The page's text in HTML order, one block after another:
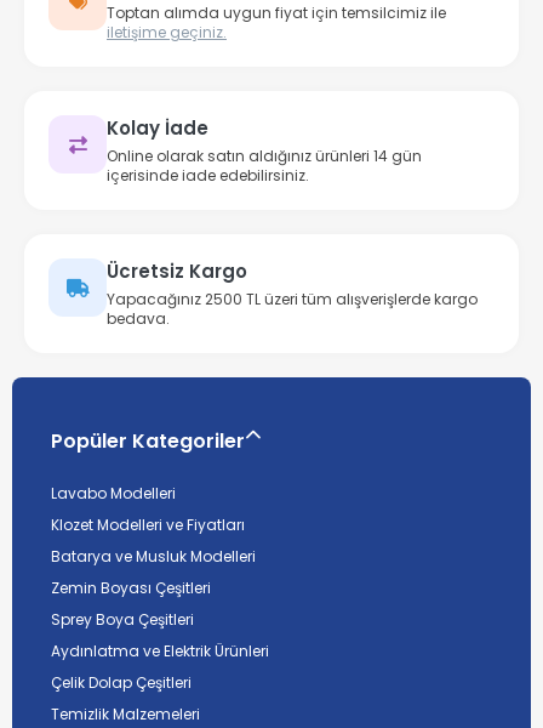
Toptan alımda uygun fiyat için temsilcimiz ile
iletişime geçiniz.
Kolay İade
Online olarak satın aldığınız ürünleri 14 gün
içerisinde iade edebilirsiniz.
Ücretsiz Kargo
Yapacağınız 2500 TL üzeri tüm alışverişlerde kargo
bedava.
Popüler Kategoriler
Lavabo Modelleri
Klozet Modelleri ve Fiyatları
Batarya ve Musluk Modelleri
Zemin Boyası Çeşitleri
Sprey Boya Çeşitleri
Aydınlatma ve Elektrik Ürünleri
Çelik Dolap Çeşitleri
Temizlik Malzemeleri